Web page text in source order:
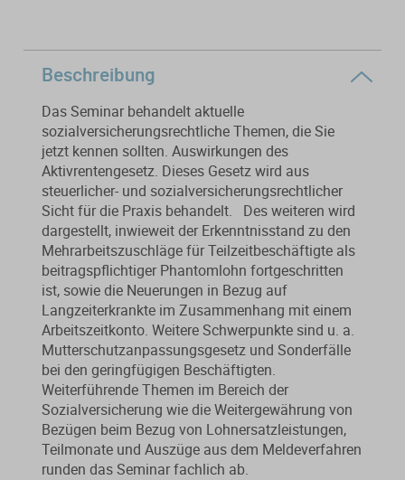
und korrekten
Gebührenberechnung.
Alle Fachmedien
Erscheint in Kürze
Neuheiten
Sie unsere Ausbildungsbegleitung
für Steuerfachangestellte.
Alle Weiterbildungen
Erscheint in Kürze
Neuheiten
Wirtschaftsberatung
Existenzgründung
Alle Produkte
Themenpakete
Aktuelles Programm
Beschreibung
Das Seminar behandelt aktuelle
sozialversicherungsrechtliche Themen, die Sie
jetzt kennen sollten. Auswirkungen des
Aktivrentengesetz. Dieses Gesetz wird aus
steuerlicher- und sozialversicherungsrechtlicher
Sicht für die Praxis behandelt. Des weiteren wird
dargestellt, inwieweit der Erkenntnisstand zu den
Mehrarbeitszuschläge für Teilzeitbeschäftigte als
beitragspflichtiger Phantomlohn fortgeschritten
ist, sowie die Neuerungen in Bezug auf
Langzeiterkrankte im Zusammenhang mit einem
Arbeitszeitkonto. Weitere Schwerpunkte sind u. a.
Mutterschutzanpassungsgesetz und Sonderfälle
bei den geringfügigen Beschäftigten.
Weiterführende Themen im Bereich der
Sozialversicherung wie die Weitergewährung von
Bezügen beim Bezug von Lohnersatzleistungen,
Teilmonate und Auszüge aus dem Meldeverfahren
runden das Seminar fachlich ab.